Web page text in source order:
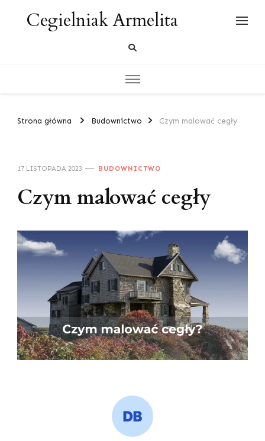
Cegielniak Armelita
Strona główna Budownictwo Czym malować cegły
17 LISTOPADA 2023 BUDOWNICTWO
Czym malować cegły